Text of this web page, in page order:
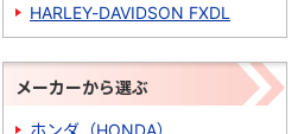
HARLEY-DAVIDSON FXDL
メーカーから選ぶ
ホンダ（HONDA）